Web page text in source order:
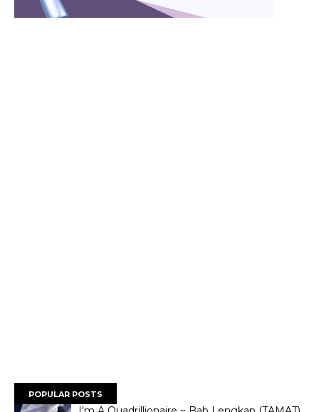
POPULAR POSTS